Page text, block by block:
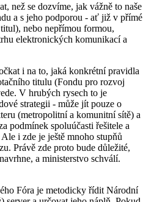
než se dozvíme, jak vážně to naše
a s jeho podporou - ať již v přímé
nebo nepřímou formou,
elektronických komunikací a
i na to, jaká konkrétní pravidla
titulu (Fondu pro rozvoj
V hrubých rysech to je
strategii - může jít pouze o
(metropolitní a komunitní sítě) a
podmínek spoluúčasti řešitele a
i zde je ještě mnoho stupňů
Právě zde proto bude důležité,
a ministerstvo schválí.
Fóra je metodicky řídit Národní